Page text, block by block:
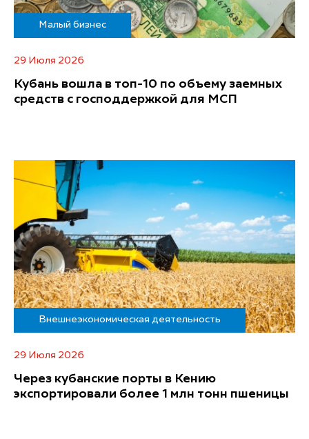
Малый бизнес
29 Июля 2026
Кубань вошла в топ-10 по объему заемных
средств с господдержкой для МСП
Внешнеэкономическая деятельность
29 Июля 2026
Через кубанские порты в Кению
экспортировали более 1 млн тонн пшеницы